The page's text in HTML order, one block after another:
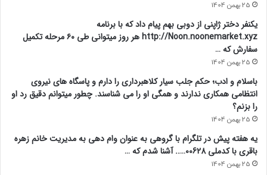
25 بهمن 1404
یکنفر دختر ژاپنی از دوبی بهم پیام داد که با برنامه
http://Noon.noonemarket.xyz هر روز میتوانی طی ۶۰ مرحله تکمیل
سفارش که …
25 بهمن 1404
باسلام و ادب؛ حکم جلب سیار کلاهبرداری را دارم و پاسگاه های نیروی
انتظامی همکاری ندارند و همگی او را می شناسند. چطور میتوانم دقیق رد او
را بزنم؟
25 بهمن 1404
یه هفته پیش در تلگرام با گروهی به عنوان وام دهی به مدیریت خانم زهره
باقری با کدملی 00628….. آشنا شدم که …
25 بهمن 1404